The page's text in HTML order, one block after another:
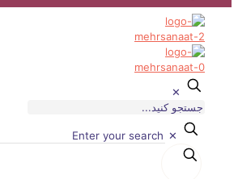
✕
✕